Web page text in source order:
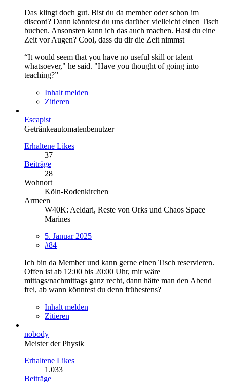
Das klingt doch gut. Bist du da member oder schon im
discord? Dann könntest du uns darüber vielleicht einen Tisch
buchen. Ansonsten kann ich das auch machen. Hast du eine
Zeit vor Augen? Cool, dass du dir die Zeit nimmst
“It would seem that you have no useful skill or talent
whatsoever," he said. "Have you thought of going into
teaching?”
Inhalt melden
Zitieren
Escapist
Getränkeautomatenbenutzer
Erhaltene Likes
37
Beiträge
28
Wohnort
Köln-Rodenkirchen
Armeen
W40K: Aeldari, Reste von Orks und Chaos Space
Marines
5. Januar 2025
#84
Ich bin da Member und kann gerne einen Tisch reservieren.
Offen ist ab 12:00 bis 20:00 Uhr, mir wäre
mittags/nachmittags ganz recht, dann hätte man den Abend
frei, ab wann könntest du denn frühestens?
Inhalt melden
Zitieren
nobody
Meister der Physik
Erhaltene Likes
1.033
Beiträge